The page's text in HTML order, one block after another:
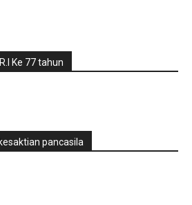
Ke 77 tahun
pancasila